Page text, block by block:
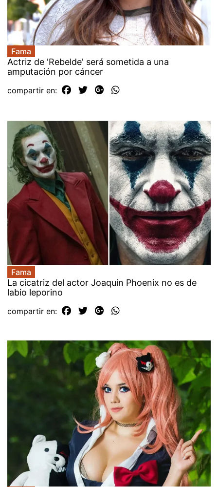
Fama
Actriz de 'Rebelde' será sometida a una
amputación por cáncer
compartir en:
Fama
La cicatriz del actor Joaquin Phoenix no es de
labio leporino
compartir en: